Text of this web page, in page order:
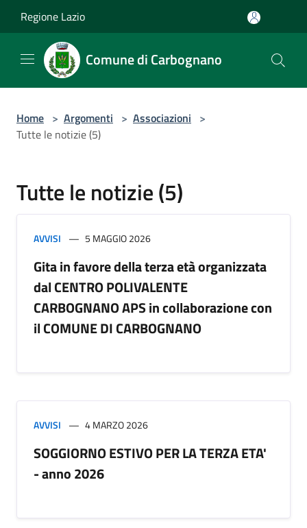
Regione Lazio
Comune di Carbognano
Home > Argomenti > Associazioni >
Tutte le notizie (5)
Tutte le notizie (5)
AVVISI 5 MAGGIO 2026
Gita in favore della terza età organizzata
dal CENTRO POLIVALENTE
CARBOGNANO APS in collaborazione con
il COMUNE DI CARBOGNANO
AVVISI 4 MARZO 2026
SOGGIORNO ESTIVO PER LA TERZA ETA'
- anno 2026